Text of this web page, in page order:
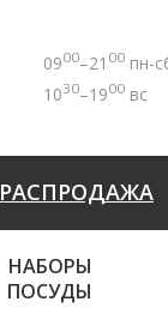
0900–21 00 пн-
1030–1900 вс
РАСПРОДАЖА
НАБОРЫ
ПОСУДЫ